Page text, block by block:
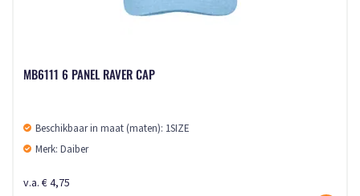
MB6111 6 PANEL RAVER CAP
Beschikbaar in maat (maten): 1SIZE
Merk: Daiber
v.a. € 4,75